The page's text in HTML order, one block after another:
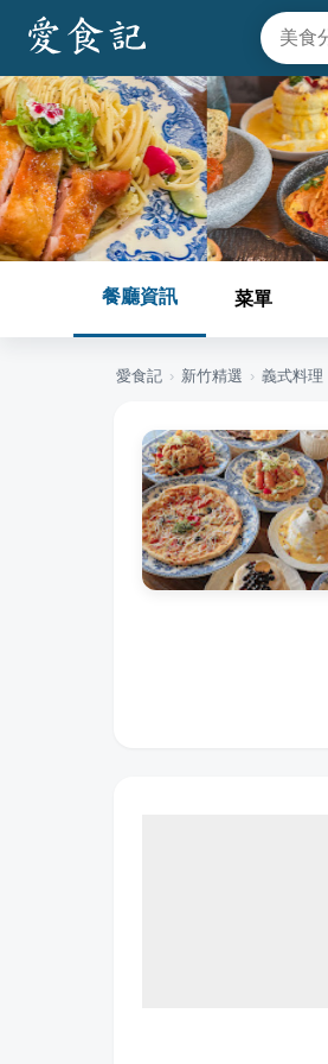
餐廳資訊 菜單
愛食記 › 新竹精選 › 義式料理